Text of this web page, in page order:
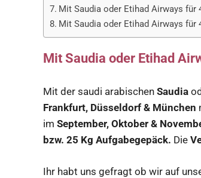
Mit Saudia oder Etihad Airways für
Mit Saudia oder Etihad Airways für
Mit Saudia oder Etihad
Mit der saudi arabischen Saudia
Frankfurt, Düsseldorf & München
im September, Oktober &
bzw. 25 Kg Aufgabegepäck. Die
Ihr habt uns gefragt ob wir auf